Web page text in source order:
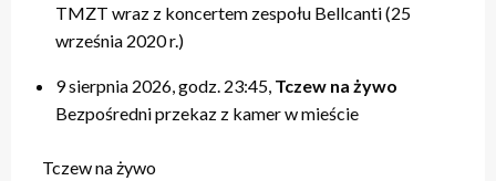
TMZT wraz z koncertem zespołu Bellcanti (25
września 2020 r.)
9 sierpnia 2026, godz. 23:45, Tczew na żywo
Bezpośredni przekaz z kamer w mieście
Tczew na żywo